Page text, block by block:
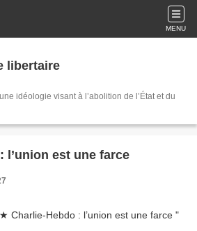
MENU
libertaire
idéologie visant à l’abolition de l’État et du
l’union est une farce